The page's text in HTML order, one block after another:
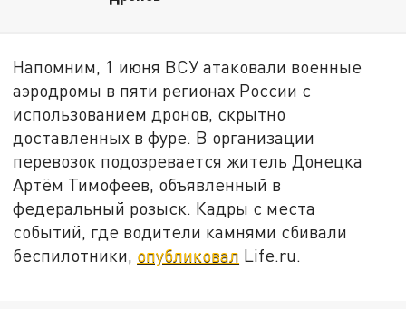
Напомним, 1 июня ВСУ атаковали военные
аэродромы в пяти регионах России с
использованием дронов, скрытно
доставленных в фуре. В организации
перевозок подозревается житель Донецка
Артём Тимофеев, объявленный в
федеральный розыск. Кадры с места
событий, где водители камнями сбивали
беспилотники, опубликовал Life.ru.